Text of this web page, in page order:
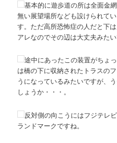
基本的に遊歩道の所は全面金
無い展望場所なども設けられて
す。ただ高所恐怖症の人だと下
アレなのでその辺は大丈夫みたい
途中にあったこの装置がちょ
は橋の下に収納されたトラスの
うになっているみたいですが、
しょうか・・・。
反対側の向こうにはフジテレ
ランドマークですね。